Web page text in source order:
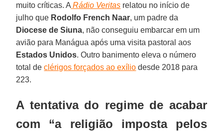
muito críticas. A Rádio Veritas relatou no início de
julho que Rodolfo French Naar, um padre da
Diocese de Siuna, não conseguiu embarcar em um
avião para Manágua após uma visita pastoral aos
Estados Unidos. Outro banimento eleva o número
total declérigos forçados ao exílio desde 2018 para
223.
A tentativa do regime de acabar
com “a religião imposta pelos